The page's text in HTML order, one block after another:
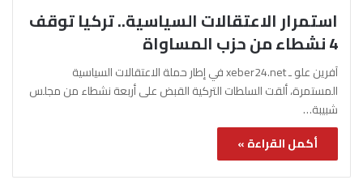
استمرار الاعتقالات السياسية.. تركيا توقف
4 نشطاء من حزب المساواة
آفرين علو ـ xeber24.net في إطار حملة الاعتقالات السياسية
المستمرة، ألقت السلطات التركية القبض على أربعة نشطاء من مجلس
شبيبة…
أكمل القراءة »